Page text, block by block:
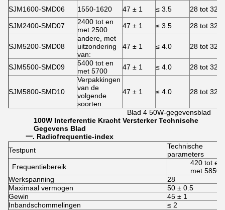
SJM1600-SMD06 1550-1620 47 ± 1 ≤ 3.5 28 tot 32
SJM2400-SMD07
2400 tot en
met 2500
47 ± 1 ≤ 3.5 28 tot 32
SJM5200-SMD08
andere, met
uitzondering
van:
47 ± 1 ≤ 4.0 28 tot 32
SJM5500-SMD09
5400 tot en
met 5700
47 ± 1 ≤ 4.0 28 tot 32
SJM5800-SMD10
Verpakkingen
van de
volgende
soorten:
47 ± 1 ≤ 4.0 28 tot 32
Blad 4 50W-gegevensblad
100W Interferentie Kracht Versterker Technische
Gegevens Blad
一. Radiofrequentie-index
Testpunt
Technische
parameters
Frequentiebereik
420 tot en
met 5850
Werkspanning
28
Maximaal vermogen
50 ± 0.5
Gewin
45 ± 1
Inbandschommelingen
≤ 2